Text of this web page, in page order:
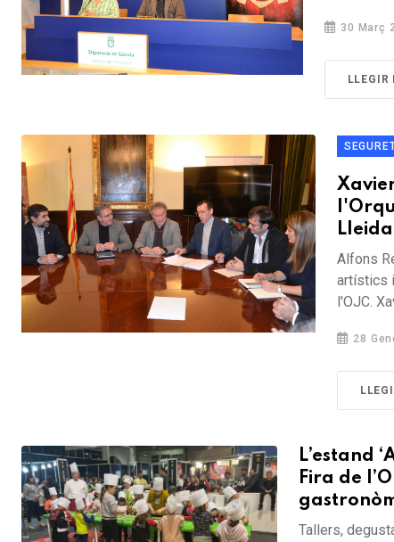
30 Març
LLEGIR
Lleida
Alfons
artístics
l'OJC.
28
L’estand
Fira de
Tallers,